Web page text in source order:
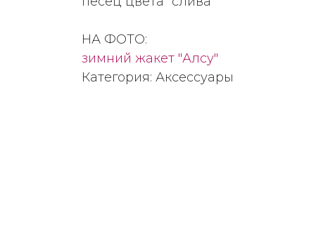
НА ФОТО:
зимний жакет "Алсу"
Категория: Аксессуары